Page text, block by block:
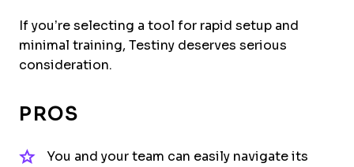
If you’re selecting a tool for rapid setup and
minimal training, Testiny deserves serious
consideration.
PROS
You and your team can easily navigate its